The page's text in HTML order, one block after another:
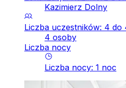
Kazimierz Dolny
Liczba uczestników: 4 do
4 osoby
Liczba nocy
Liczba nocy: 1 noc